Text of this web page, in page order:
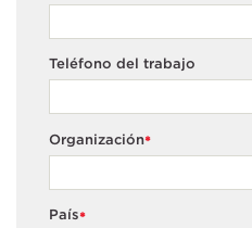
Teléfono del trabajo
*
Organización
*
País